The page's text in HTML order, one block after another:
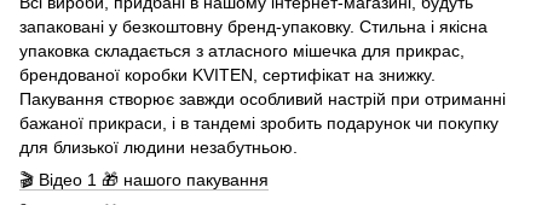
запаковані у безкоштовну бренд-упаковку. Стильна і якісна
упаковка складається з атласного мішечка для прикрас,
брендованої коробки KVITEN, сертифікат на знижку.
Пакування створює завжди особливий настрій при отриманні
бажаної прикраси, і в тандемі зробить подарунок чи покупку
для близької людини незабутньою.
🎬 Відео 1 🎁 нашого пакування